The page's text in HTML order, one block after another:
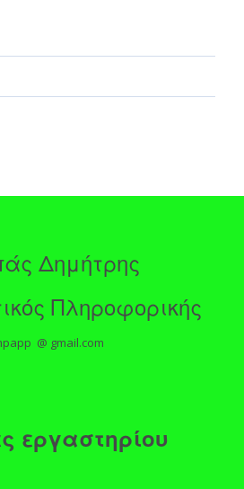
Δημήτρης
Πληροφορικής
@ gmail.com
εργαστηρίου